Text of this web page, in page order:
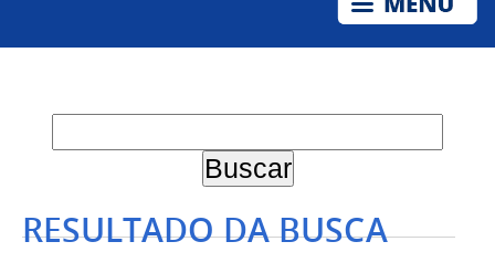
RESULTADO DA BUSCA